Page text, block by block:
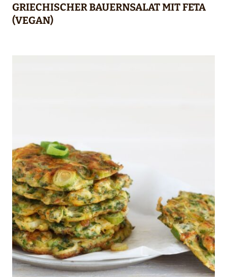
GRIECHISCHER BAUERNSALAT MIT FETA
(VEGAN)